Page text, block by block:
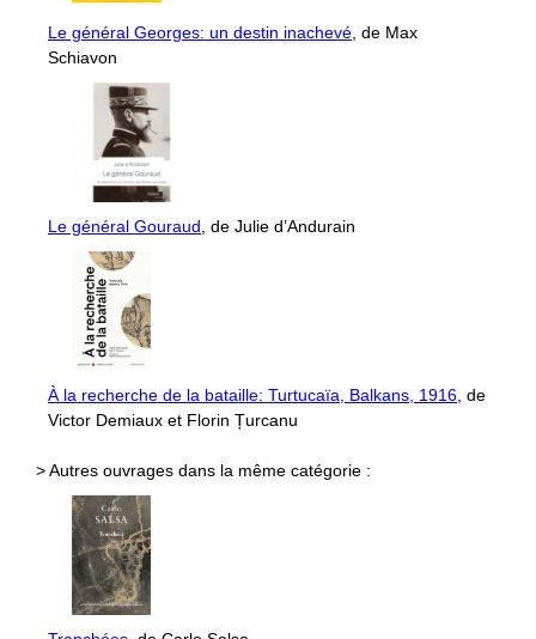
Le général Georges: un destin inachevé, de Max
Schiavon
Le général Gouraud, de Julie d’Andurain
À la recherche de la bataille: Turtucaïa, Balkans, 1916, de
Victor Demiaux et Florin Țurcanu
> Autres ouvrages dans la même catégorie :